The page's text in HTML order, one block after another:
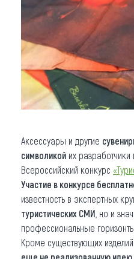
Аксессуары и другие
символикой их разработчики
Всероссийский конкурс
Участие в конкурсе
известность в экспертных
туристических СМИ , но и
профессиональные
Кроме существующих